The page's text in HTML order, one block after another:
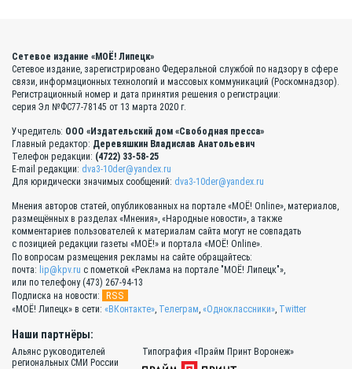
Сетевое издание «МОЁ! Липецк»
Сетевое издание, зарегистрировано Федеральной службой по надзору в сфере
связи, информационных технологий и массовых коммуникаций (Роскомнадзор).
Регистрационный номер и дата принятия решения о регистрации:
серия Эл №ФС77-78145 от 13 марта 2020 г.
Учредитель: ООО «Издательский дом «Свободная пресса»
Главный редактор: Деревяшкин Владислав Анатольевич
Телефон редакции: (4722) 33-58-25
E-mail редакции: dva3-10der@yandex.ru
Для юридически значимых сообщений: dva3-10der@yandex.ru
Мнения авторов статей, опубликованных на портале «МОЁ! Online», материалов,
размещённых в разделах «Мнения», «Народные новости», а также
комментариев пользователей к материалам сайта могут не совпадать
с позицией редакции газеты «МОЁ!» и портала «МОЁ! Online».
По вопросам размещения рекламы на сайте обращайтесь:
почта: lip@kpv.ru с пометкой «Реклама на портале "МОЁ! Липецк"»,
или по телефону (473) 267-94-13
Подписка на новости:
RSS
«МОЁ! Липецк» в сети: «ВКонтакте» Телеграм «Одноклассники» Twitter
Наши партнёры:
Альянс руководителей
региональных СМИ России
Типография «Прайм Принт Воронеж»